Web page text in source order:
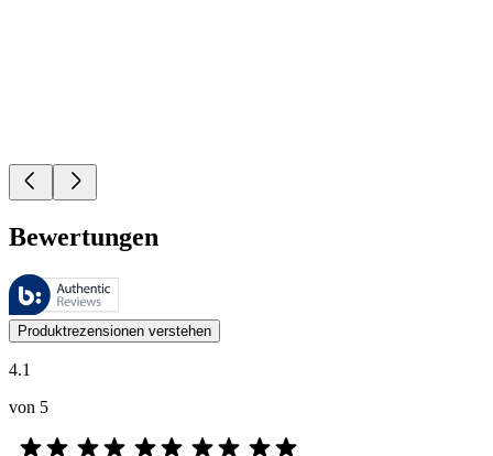
Bewertungen
Diese Bewertungen werden von Bazaarvoice verwaltet und
Kundenmeinungen in Form von Produkt- und Sternebewertungen
Produktrezensionen verstehen
4.1
von 5